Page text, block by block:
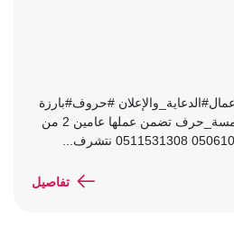
#حروف#بارزة
#كلادنج #لوحات_إعلانية #لمسة_حرف تضمن عملها عامين 2 من
تفاصيل